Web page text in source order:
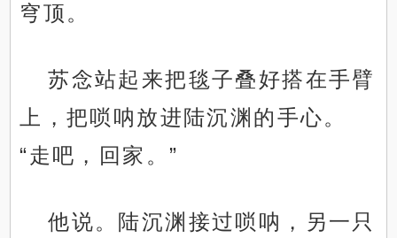
穹顶。
苏念站起来把毯子叠好搭在手臂
上，把唢呐放进陆沉渊的手心。
“走吧，回家。”
他说。陆沉渊接过唢呐，另一只